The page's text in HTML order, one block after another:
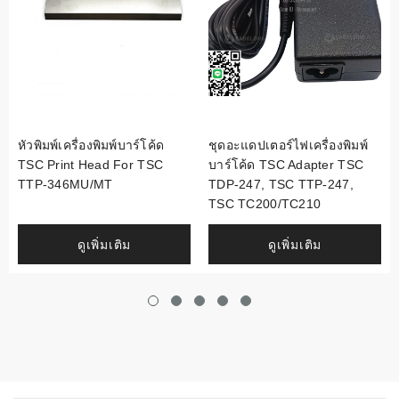
หัวพิมพ์เครื่องพิมพ์บาร์โค้ด
TSC Print Head For TSC
TTP-346MU/MT
ดูเพิ่มเติม
ชุดอะแดปเตอร์ไฟเครื่องพิมพ์
บาร์โค้ด TSC Adapter TSC
TDP-247, TSC TTP-247,
TSC TC200/TC210
ดูเพิ่มเติม